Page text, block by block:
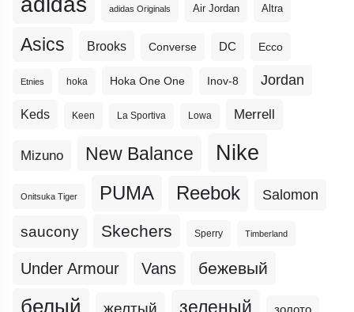
adidas Originals Air Jordan Altra
Asics Brooks Converse DC Ecco
Etnies hoka Hoka One One Inov-8 Jordan
Keds Keen La Sportiva Lowa Merrell
Mizuno New Balance Nike
Onitsuka Tiger PUMA Reebok Salomon
saucony Skechers Sperry Timberland
Under Armour Vans бежевый
белый зеленый